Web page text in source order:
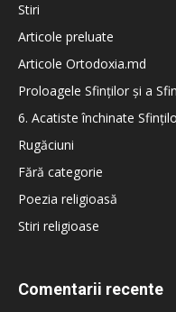
Stiri
Articole preluate
Articole Ortodoxia.md
Proloagele Sfinților și a
6. Acatiste închinate
Rugăciuni
Fără categorie
Poezia religioasă
Stiri religioase
Comentarii recente